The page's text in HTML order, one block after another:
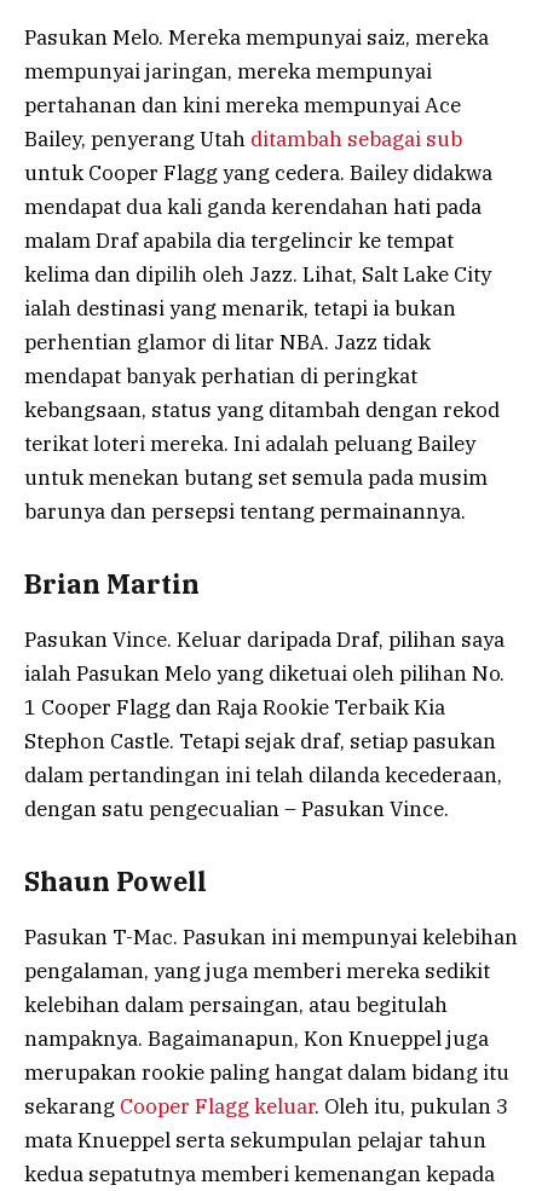
Pasukan Melo. Mereka mempunyai saiz, mereka
mempunyai jaringan, mereka mempunyai
pertahanan dan kini mereka mempunyai Ace
Bailey, penyerang Utah ditambah sebagai sub
untuk Cooper Flagg yang cedera. Bailey didakwa
mendapat dua kali ganda kerendahan hati pada
malam Draf apabila dia tergelincir ke tempat
kelima dan dipilih oleh Jazz. Lihat, Salt Lake City
ialah destinasi yang menarik, tetapi ia bukan
perhentian glamor di litar NBA. Jazz tidak
mendapat banyak perhatian di peringkat
kebangsaan, status yang ditambah dengan rekod
terikat loteri mereka. Ini adalah peluang Bailey
untuk menekan butang set semula pada musim
barunya dan persepsi tentang permainannya.
Brian Martin
Pasukan Vince. Keluar daripada Draf, pilihan saya
ialah Pasukan Melo yang diketuai oleh pilihan No.
1 Cooper Flagg dan Raja Rookie Terbaik Kia
Stephon Castle. Tetapi sejak draf, setiap pasukan
dalam pertandingan ini telah dilanda kecederaan,
dengan satu pengecualian – Pasukan Vince.
Shaun Powell
Pasukan T-Mac. Pasukan ini mempunyai kelebihan
pengalaman, yang juga memberi mereka sedikit
kelebihan dalam persaingan, atau begitulah
nampaknya. Bagaimanapun, Kon Knueppel juga
merupakan rookie paling hangat dalam bidang itu
sekarang Cooper Flagg keluar. Oleh itu, pukulan 3
mata Knueppel serta sekumpulan pelajar tahun
kedua sepatutnya memberi kemenangan kepada